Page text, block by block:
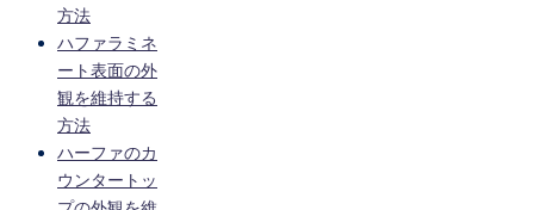
方法
ハファラミネ
ート表面の外
観を維持する
方法
ハーファのカ
ウンタートッ